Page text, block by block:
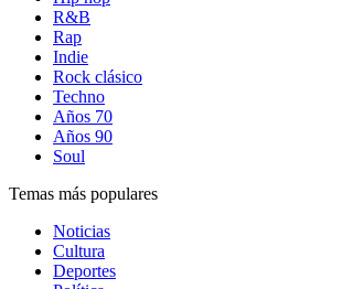
R&B
Rap
Indie
Rock clásico
Techno
Años 70
Años 90
Soul
Temas más populares
Noticias
Cultura
Deportes